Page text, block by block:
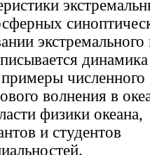
экстремального
численного
волнения в
физики океана,
и студентов